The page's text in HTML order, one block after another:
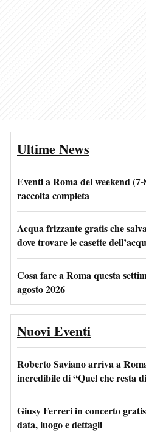
Ultime News
Eventi a Roma del weekend
raccolta completa
Acqua frizzante gratis che
dove trovare le casette
Cosa fare a Roma questa
agosto 2026
Nuovi Eventi
Roberto Saviano arriva a
incredibile di “Quel che resta
Giusy Ferreri in concerto
data, luogo e dettagli